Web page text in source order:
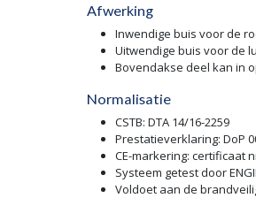
Afwerking
Inwendige buis voor de
Uitwendige buis voor de
Bovendakse deel kan in
Normalisatie
CSTB: DTA 14/16-2259
Prestatieverklaring: DoP
CE-markering: certificaat
Systeem getest door
Voldoet aan de